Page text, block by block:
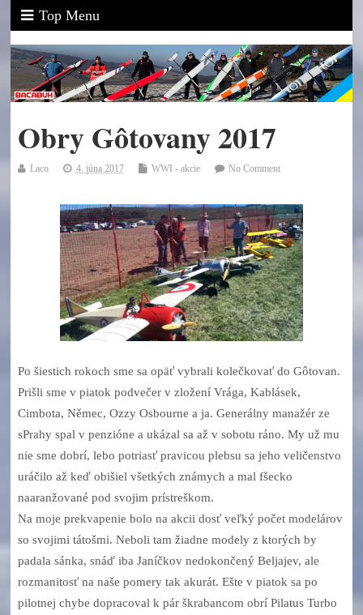
Top Menu
Obry Gôtovany 2017
Laco 4. júna 2017 WWI - akcie No Comment
Po šiestich rokoch sme sa opäť vybrali kolečkovať do Gôtovan.
Prišli sme v piatok podvečer v zložení Vrága, Kablásek,
Cimbota, Němec, Ozzy Osbourne a ja. Generálny manažér ze
sPrahy spal v penzióne a ukázal sa až v sobotu ráno. My už mu
nie sme dobrí, lebo potriasť pravicou plebsu sa jeho veličenstvo
uráčilo až keď obišiel všetkých známych a mal fšecko
naaranžované pod svojim prístreškom.
Na moje prekvapenie bolo na akcii dosť veľký počet modelárov
so svojimi tátošmi. Neboli tam žiadne modely z ktorých by
padala sánka, snáď iba Janíčkov nedokončený Beljajev, ale
rozmanitosť na naše pomery tak akurát. Ešte v piatok sa po
pilotnej chybe dopracoval k pár škrabancom obrí Pilatus Turbo